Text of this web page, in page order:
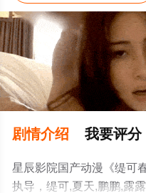
剧情介绍 我要评分
星辰影院国产动漫《缇可
执导，缇可,夏天,鹏鹏,露